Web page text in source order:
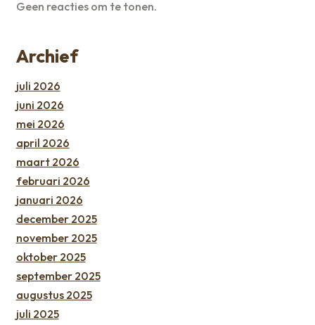
Geen reacties om te tonen.
Archief
juli 2026
juni 2026
mei 2026
april 2026
maart 2026
februari 2026
januari 2026
december 2025
november 2025
oktober 2025
september 2025
augustus 2025
juli 2025